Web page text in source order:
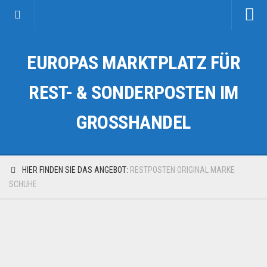
Kategorien
Auto & Motorrad
Fahrzeuge & Transport
Geschäft, Büro & Schreibwaren
Geschenkartikel
EUROPAS MARKTPLATZ FÜR
REST- & SONDERPOSTEN IM
GROSSHANDEL
HIER FINDEN SIE DAS ANGEBOT: RESTPOSTEN ORIGINAL MARKE
SCHUHE